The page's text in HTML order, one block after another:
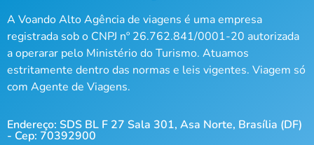
A Voando Alto Agência de viagens é uma empresa
registrada sob o CNPJ nº 26.762.841/0001-20 autorizada
a operarar pelo Ministério do Turismo. Atuamos
estritamente dentro das normas e leis vigentes. Viagem só
com Agente de Viagens.
Endereço: SDS BL F 27 Sala 301, Asa Norte, Brasília (DF)
- Cep: 70392900